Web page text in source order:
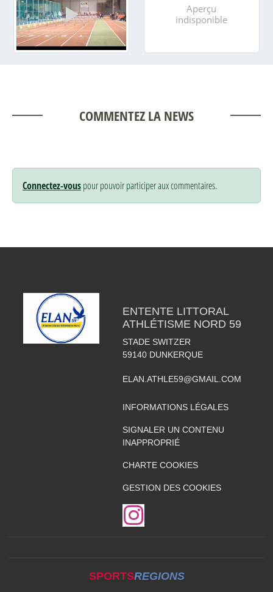
COMMENTEZ LA NEWS
Connectez-vouspour pouvoir participer aux commentaires.
ENTENTE LITTORAL
ATHLÉTISME NORD 59
STADE SWITZER
59140 DUNKERQUE
ELAN.ATHLE59@GMAIL.COM
INFORMATIONS LÉGALES
SIGNALER UN CONTENU
INAPPROPRIÉ
CHARTE COOKIES
GESTION DES COOKIES
SPORTSREGIONS